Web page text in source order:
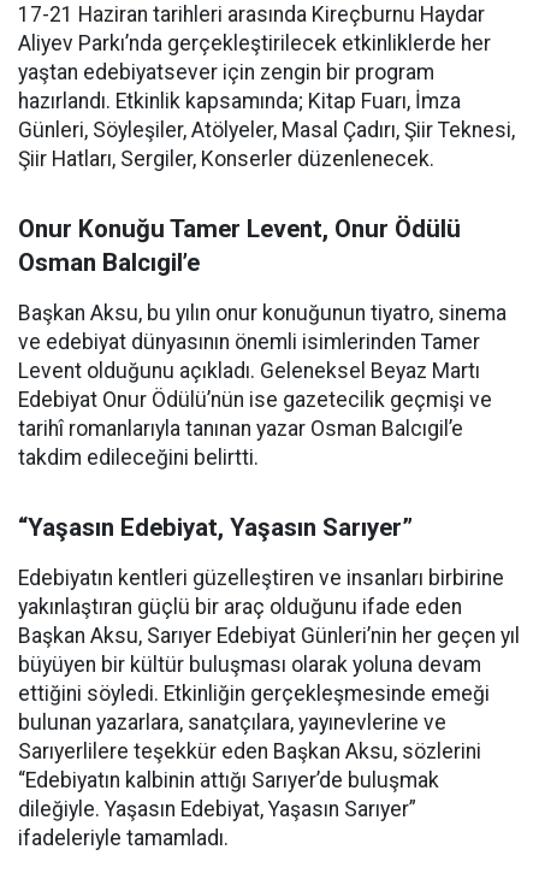
17-21 Haziran tarihleri arasında Kireçburnu Haydar
Aliyev Parkı’nda gerçekleştirilecek etkinliklerde her
yaştan edebiyatsever için zengin bir program
hazırlandı. Etkinlik kapsamında; Kitap Fuarı, İmza
Günleri, Söyleşiler, Atölyeler, Masal Çadırı, Şiir Teknesi,
Şiir Hatları, Sergiler, Konserler düzenlenecek.
Onur Konuğu Tamer Levent, Onur Ödülü
Osman Balcıgil’e
Başkan Aksu, bu yılın onur konuğunun tiyatro, sinema
ve edebiyat dünyasının önemli isimlerinden Tamer
Levent olduğunu açıkladı. Geleneksel Beyaz Martı
Edebiyat Onur Ödülü’nün ise gazetecilik geçmişi ve
tarihî romanlarıyla tanınan yazar Osman Balcıgil’e
takdim edileceğini belirtti.
“Yaşasın Edebiyat, Yaşasın Sarıyer”
Edebiyatın kentleri güzelleştiren ve insanları birbirine
yakınlaştıran güçlü bir araç olduğunu ifade eden
Başkan Aksu, Sarıyer Edebiyat Günleri’nin her geçen yıl
büyüyen bir kültür buluşması olarak yoluna devam
ettiğini söyledi. Etkinliğin gerçekleşmesinde emeği
bulunan yazarlara, sanatçılara, yayınevlerine ve
Sarıyerlilere teşekkür eden Başkan Aksu, sözlerini
“Edebiyatın kalbinin attığı Sarıyer’de buluşmak
dileğiyle. Yaşasın Edebiyat, Yaşasın Sarıyer”
ifadeleriyle tamamladı.